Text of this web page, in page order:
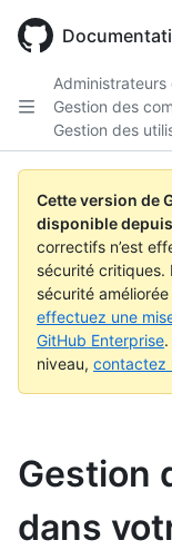
main
Administrateurs
Gestion des
Gestion des
Cette version de
disponible
correctifs n’est
sécurité critiques.
sécurité
effectuez une
GitHub Enterprise
niveau, contactez
Gestion
dans